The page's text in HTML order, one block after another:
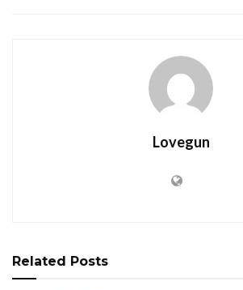
Lovegun
Related Posts